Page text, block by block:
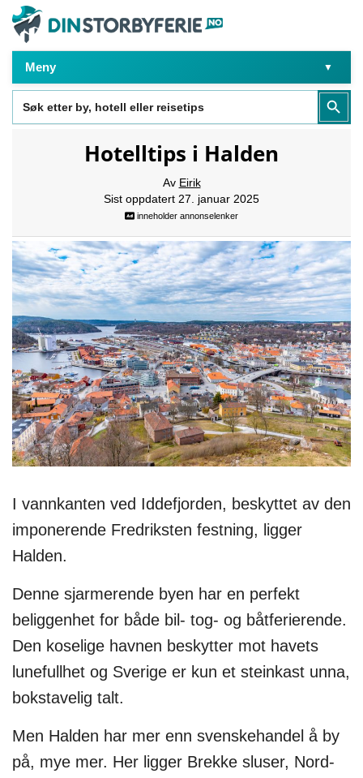
Meny
Search
for:
Search
Hotelltips i Halden
Av Eirik
Sist oppdatert 27. januar 2025
inneholder annonselenker
I vannkanten ved Iddefjorden, beskyttet av den
imponerende Fredriksten festning, ligger
Halden.
Denne sjarmerende byen har en perfekt
beliggenhet for både bil- tog- og båtferierende.
Den koselige havnen beskytter mot havets
lunefullhet og Sverige er kun et steinkast unna,
bokstavelig talt.
Men Halden har mer enn svenskehandel å by
på, mye mer. Her ligger Brekke sluser, Nord-